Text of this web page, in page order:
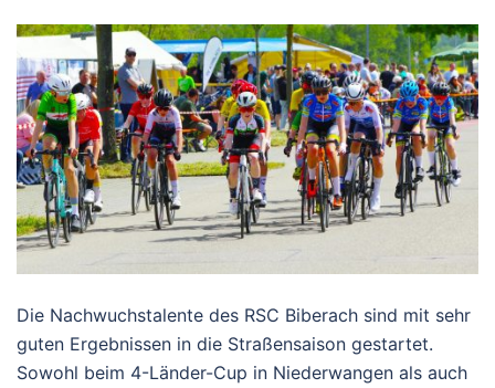
Die Nachwuchstalente des RSC Biberach sind mit sehr
guten Ergebnissen in die Straßensaison gestartet.
Sowohl beim 4-Länder-Cup in Niederwangen als auch